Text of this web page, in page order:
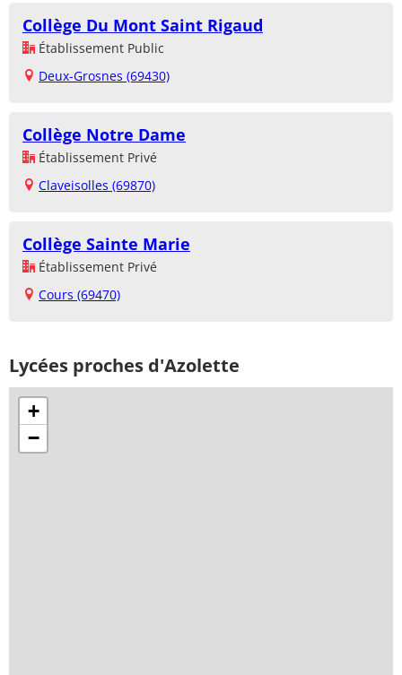
Collège Du Mont Saint Rigaud
Établissement Public
Deux-Grosnes (69430)
Collège Notre Dame
Établissement Privé
Claveisolles (69870)
Collège Sainte Marie
Établissement Privé
Cours (69470)
Lycées proches d'Azolette
+
−